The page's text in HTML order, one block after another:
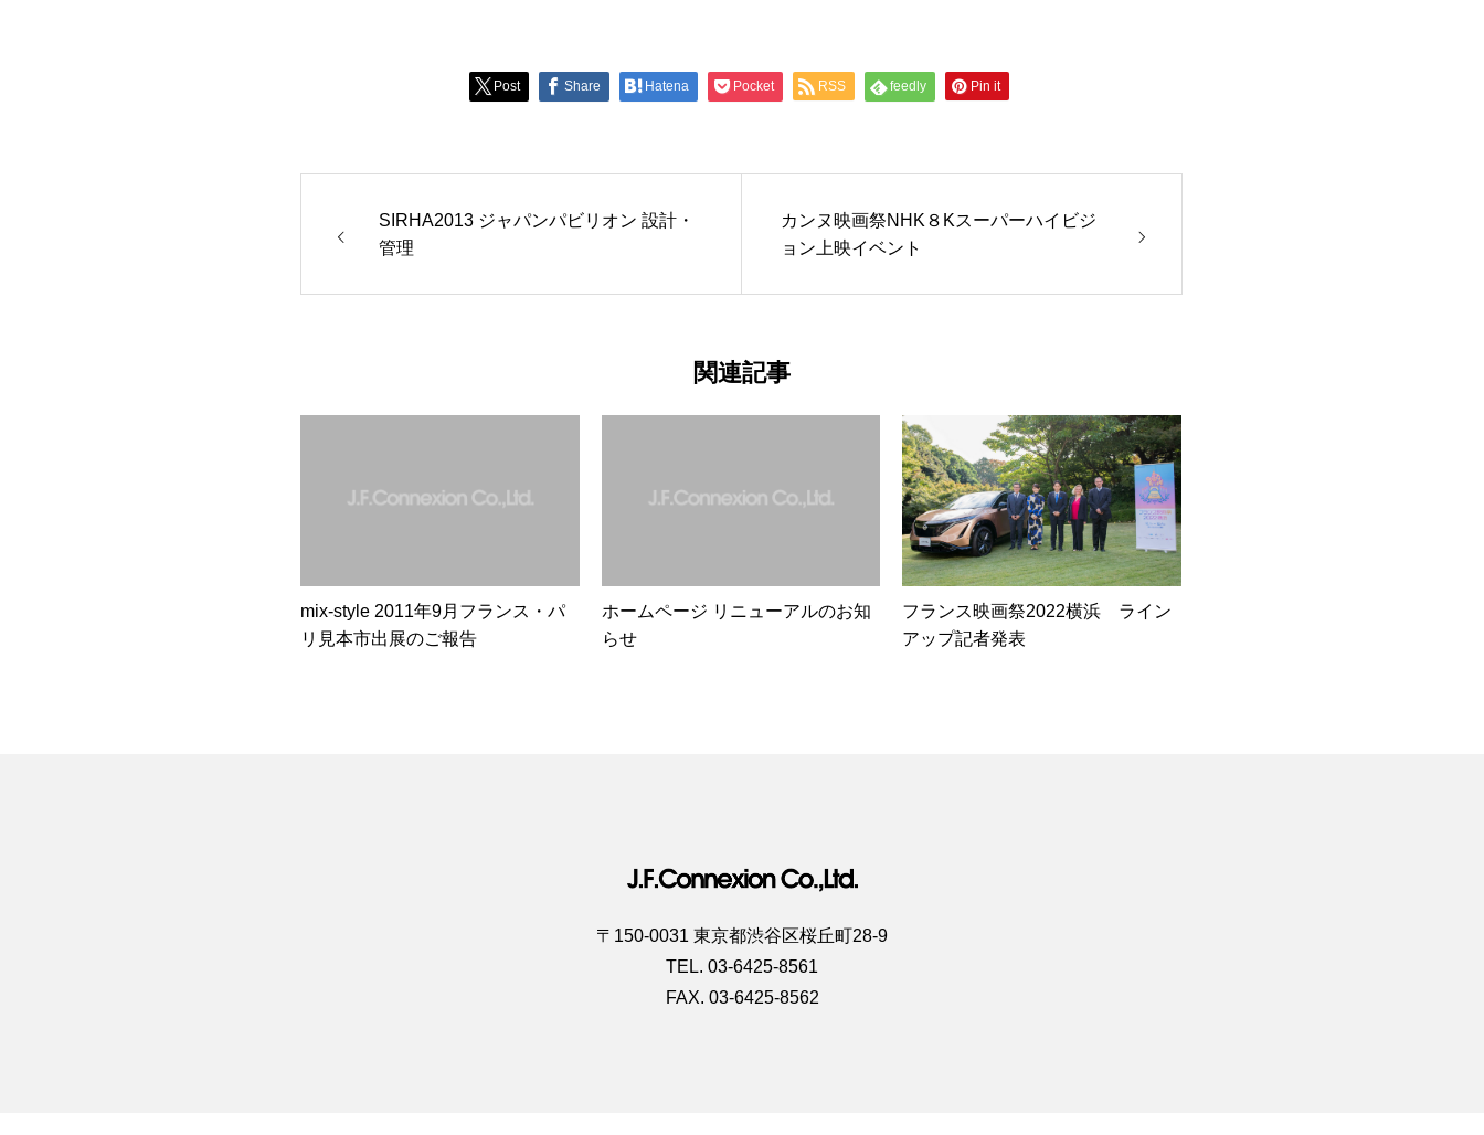
Post Share Hatena Pocket RSS feedly Pin it
SIRHA2013 ジャパンパビリオン 設計・
管理
カンヌ映画祭NHK８Kスーパーハイビジ
ョン上映イベント
関連記事
mix-style 2011年9月フランス・パ
リ見本市出展のご報告
ホームページ リニューアルのお知
らせ
フランス映画祭2022横浜 ライン
アップ記者発表
〒150-0031 東京都渋谷区桜丘町28-9
TEL. 03-6425-8561
FAX. 03-6425-8562